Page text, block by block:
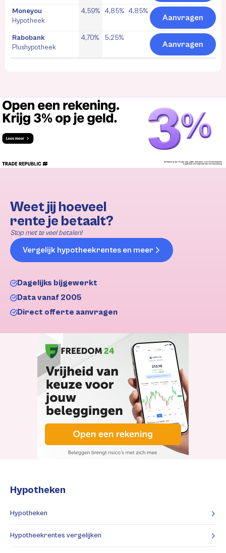
Moneyou
Hypotheek
4,59% 4,85% 4,85%
Aanvragen
Rabobank
Plushypotheek
4,70% 5,25%
Aanvragen
Weet jij hoeveel
rente je betaalt?
Stop met te veel betalen!
Vergelijk hypotheekrentes en meer
Dagelijks bijgewerkt
Data vanaf 2005
Direct offerte aanvragen
Hypotheken
Hypotheken
Hypotheekrentes vergelijken